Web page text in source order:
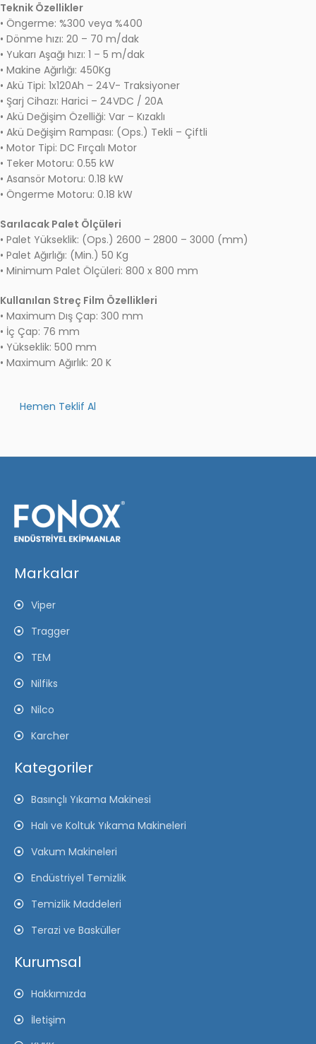
Teknik Özellikler
• Öngerme: %300 veya %400
• Dönme hızı: 20 – 70 m/dak
• Yukarı Aşağı hızı: 1 – 5 m/dak
• Makine Ağırlığı: 450Kg
• Akü Tipi: 1x120Ah – 24V- Traksiyoner
• Şarj Cihazı: Harici – 24VDC / 20A
• Akü Değişim Özelliği: Var – Kızaklı
• Akü Değişim Rampası: (Ops.) Tekli – Çiftli
• Motor Tipi: DC Fırçalı Motor
• Teker Motoru: 0.55 kW
• Asansör Motoru: 0.18 kW
• Öngerme Motoru: 0.18 kW
Sarılacak Palet Ölçüleri
• Palet Yükseklik: (Ops.) 2600 – 2800 – 3000 (mm)
• Palet Ağırlığı: (Min.) 50 Kg
• Minimum Palet Ölçüleri: 800 x 800 mm
Kullanılan Streç Film Özellikleri
• Maximum Dış Çap: 300 mm
• İç Çap: 76 mm
• Yükseklik: 500 mm
• Maximum Ağırlık: 20 K
Hemen Teklif Al
Markalar
Viper
Tragger
TEM
Nilfiks
Nilco
Karcher
Kategoriler
Basınçlı Yıkama Makinesi
Halı ve Koltuk Yıkama Makineleri
Vakum Makineleri
Endüstriyel Temizlik
Temizlik Maddeleri
Terazi ve Basküller
Kurumsal
Hakkımızda
İletişim